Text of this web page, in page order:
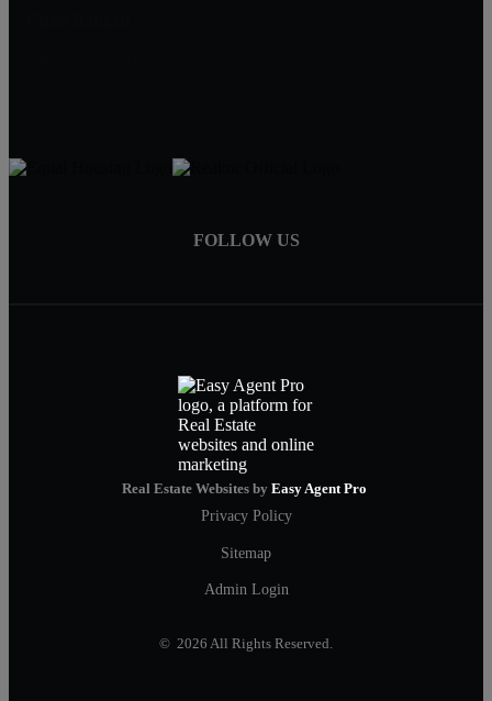
FOLLOW US
Real Estate Websites by Easy Agent Pro
Privacy Policy
Sitemap
Admin Login
© 2026 All Rights Reserved.